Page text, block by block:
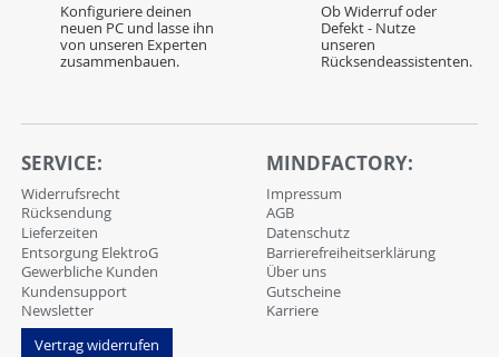
Konfiguriere deinen
neuen PC und lasse ihn
von unseren Experten
zusammenbauen.
Ob Widerruf oder
Defekt - Nutze
unseren
Rücksendeassistenten.
SERVICE:
Widerrufsrecht
Rücksendung
Lieferzeiten
Entsorgung ElektroG
Gewerbliche Kunden
Kundensupport
Newsletter
Vertrag widerrufen
MINDFACTORY:
Impressum
AGB
Datenschutz
Barrierefreiheitserklärung
Über uns
Gutscheine
Karriere